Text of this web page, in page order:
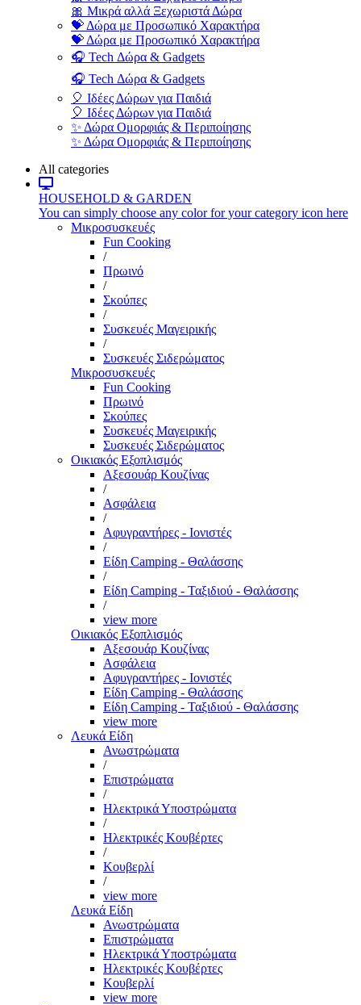
🎀 Μικρά αλλά Ξεχωριστά Δώρα
💝 Δώρα με Προσωπικό Χαρακτήρα
💝 Δώρα με Προσωπικό Χαρακτήρα
🎧 Tech Δώρα & Gadgets
🎧 Tech Δώρα & Gadgets
🎈 Ιδέες Δώρων για Παιδιά
🎈 Ιδέες Δώρων για Παιδιά
✨ Δώρα Ομορφιάς & Περιποίησης
✨ Δώρα Ομορφιάς & Περιποίησης
All categories
HOUSEHOLD & GARDEN
You can simply choose any color for your category icon here
Μικροσυσκευές
Fun Cooking
/
Πρωινό
/
Σκούπες
/
Συσκευές Μαγειρικής
/
Συσκευές Σιδερώματος
Μικροσυσκευές
Fun Cooking
Πρωινό
Σκούπες
Συσκευές Μαγειρικής
Συσκευές Σιδερώματος
Οικιακός Εξοπλισμός
Αξεσουάρ Κουζίνας
/
Ασφάλεια
/
Αφυγραντήρες - Ιονιστές
/
Είδη Camping - Θαλάσσης
/
Είδη Camping - Ταξιδιού - Θαλάσσης
/
view more
Οικιακός Εξοπλισμός
Αξεσουάρ Κουζίνας
Ασφάλεια
Αφυγραντήρες - Ιονιστές
Είδη Camping - Θαλάσσης
Είδη Camping - Ταξιδιού - Θαλάσσης
view more
Λευκά Είδη
Ανωστρώματα
/
Επιστρώματα
/
Ηλεκτρικά Υποστρώματα
/
Ηλεκτρικές Κουβέρτες
/
Κουβερλί
/
view more
Λευκά Είδη
Ανωστρώματα
Επιστρώματα
Ηλεκτρικά Υποστρώματα
Ηλεκτρικές Κουβέρτες
Κουβερλί
view more